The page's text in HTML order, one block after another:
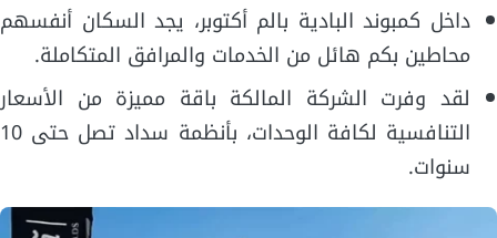
داخل كمبوند البادية بالم أكتوبر، يجد السكان أنفسهم
محاطين بكم هائل من الخدمات والمرافق المتكاملة.
لقد وفرت الشركة المالكة باقة مميزة من الأسعار
التنافسية لكافة الوحدات، بأنظمة سداد تصل حتى 10
سنوات.